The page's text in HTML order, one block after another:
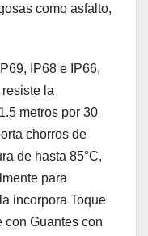
como asfalto,
IP68 e IP66,
la
metros por 30
chorros de
de hasta 85°C,
para
incorpora Toque
con Guantes con